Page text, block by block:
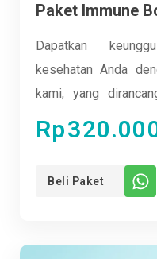
Paket Immune
Dapatkan
kesehatan Anda
kami, yang
tahan tubuh Anda
terapi IV (infus)
memperkuat
menyeluruh.
Rp
Beli Paket